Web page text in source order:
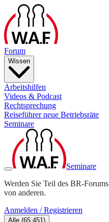
Forum
Wissen
Arbeitshilfen
Videos & Podcast
Rechtsprechung
Reiseführer neue Betriebsräte
Seminare
Seminare
Werden Sie Teil des BR-
von anderen.
Anmelden / Registrieren
Alle (65.451)